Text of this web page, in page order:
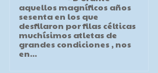
aquellos magníficos años
sesenta en los que
desfilaron por filas célticas
muchísimos atletas de
grandes condiciones , nos
en...